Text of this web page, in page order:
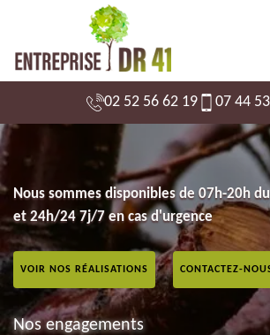
02 52 56 62 19 07 44
Nous sommes disponibles de 07h-20h
et 24h/24 7j/7 en cas d'urgence
VOIR NOS RÉALISATIONS CONTACTEZ-
Nos engagements